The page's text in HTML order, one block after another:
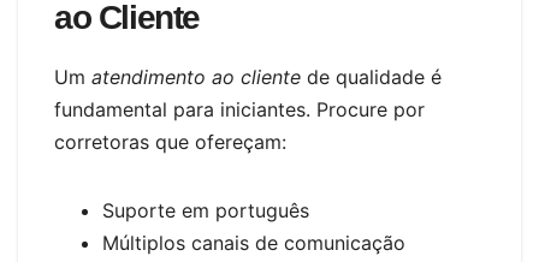
ao Cliente
Um atendimento ao cliente de qualidade é
fundamental para iniciantes. Procure por
corretoras que ofereçam:
Suporte em português
Múltiplos canais de comunicação